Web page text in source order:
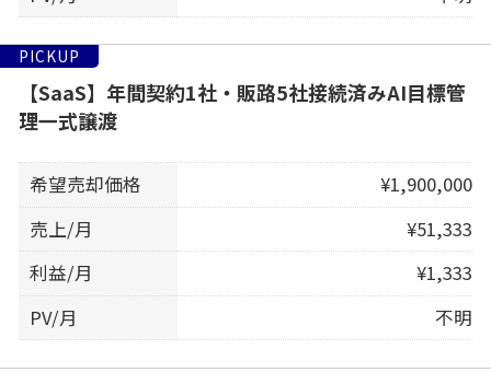
PICKUP
【SaaS】年間契約1社・販路5社接続済みAI目標管
理一式譲渡
希望売却価格
¥1,900,000
売上/月
¥51,333
利益/月
¥1,333
PV/月
不明